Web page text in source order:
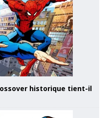
historique tient-il